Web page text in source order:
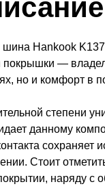
шина Hankook
покрышки —
но и комфорт в
степени
данному
Стоит
наряду с